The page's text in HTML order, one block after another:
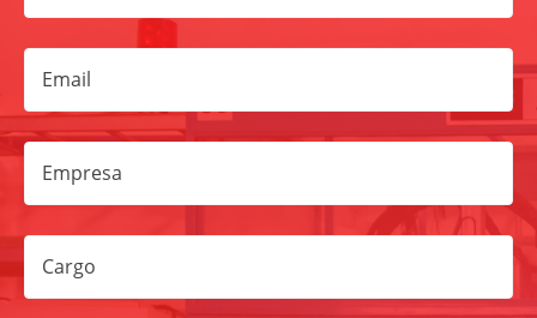
Email
Empresa
Cargo